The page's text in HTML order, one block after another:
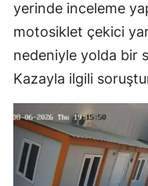
yerinde inceleme
motosiklet çekici
nedeniyle yolda bir
Kazayla ilgili